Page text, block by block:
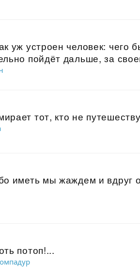
уж устроен человек: чего
пойдёт дальше, за
тот, кто не
иметь мы жаждем и вдруг
потоп!...